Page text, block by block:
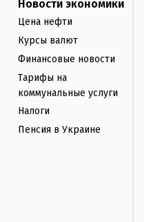
Новости экономики
Цена нефти
Курсы валют
Финансовые новости
Тарифы на
коммунальные услуги
Налоги
Пенсия в Украине